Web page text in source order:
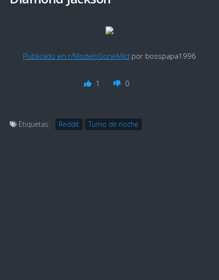
Publicado en r/ModelsGoneMild por bosspapa1996
1 0
Etiquetas: Reddit Turno de noche